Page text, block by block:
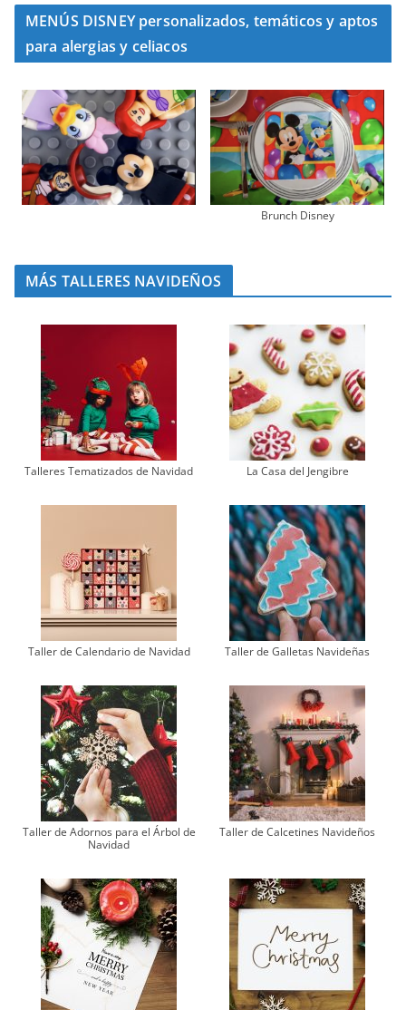
MENÚS DISNEY personalizados, temáticos y aptos
para alergias y celiacos
Brunch Disney
MÁS TALLERES NAVIDEÑOS
Talleres Tematizados de Navidad La Casa del Jengibre
Taller de Calendario de Navidad Taller de Galletas Navideñas
Taller de Adornos para el Árbol de
Navidad
Taller de Calcetines Navideños